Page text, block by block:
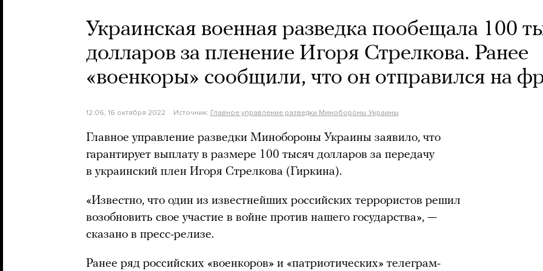
Украинская военная разведка пообещала 100
долларов за пленение Игоря Стрелкова. Ранее
«военкоры» сообщили, что он отправился на
12:06, 16 октября 2022 Источник: Главное управление разведки Минобороны Украины
Главное управление разведки Минобороны Украины заявило, что
гарантирует выплату в размере 100 тысяч долларов за передачу
в украинский плен Игоря Стрелкова (Гиркина).
«Известно, что один из известнейших российских террористов решил
возобновить свое участие в войне против нашего государства», —
сказано в пресс-релизе.
Ранее ряд российских «военкоров» и «патриотических» телеграм-